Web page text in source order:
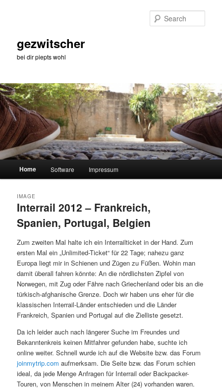
gezwitscher
bei dir piepts wohl
Home Software Impressum
Interrail 2012 – Frankreich,
Spanien, Portugal, Belgien
IMAGE
Zum zweiten Mal halte ich ein Interrailticket in der Hand. Zum
ersten Mal ein „Unlimited-Ticket“ für 22 Tage; nahezu ganz
Europa liegt mir in Schienen und Zügen zu Füßen. Wohin man
damit überall fahren könnte: An die nördlichsten Zipfel von
Norwegen, mit Zug oder Fähre nach Griechenland oder bis an die
türkisch-afghanische Grenze. Doch wir haben uns eher für die
klassischen Interrail-Länder entschieden und die Länder
Frankreich, Spanien und Portugal auf die Zielliste gesetzt.
Da ich leider auch nach längerer Suche im Freundes und
Bekanntenkreis keinen Mitfahrer gefunden habe, suchte ich
online weiter. Schnell wurde ich auf die Website bzw. das Forum
joinmytrip.com aufmerksam. Die Seite bzw. das Forum schien
ideal, da jede Menge Anfragen für Interrail oder Backpacker-
Touren, von Menschen in meinem Alter (24) vorhanden waren.